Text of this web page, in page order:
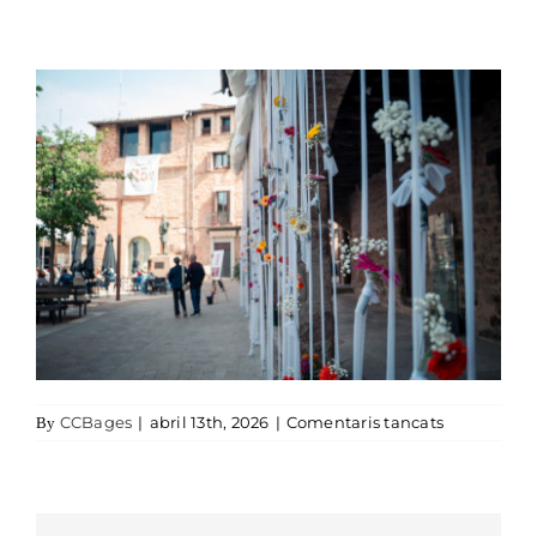
By CCBages | abril 13th, 2026 | Comentaris tancatsa